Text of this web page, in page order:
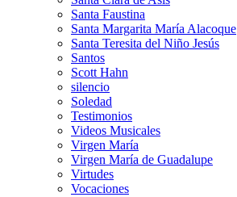
Santa Faustina
Santa Margarita María Alacoque
Santa Teresita del Niño Jesús
Santos
Scott Hahn
silencio
Soledad
Testimonios
Videos Musicales
Virgen María
Virgen María de Guadalupe
Virtudes
Vocaciones